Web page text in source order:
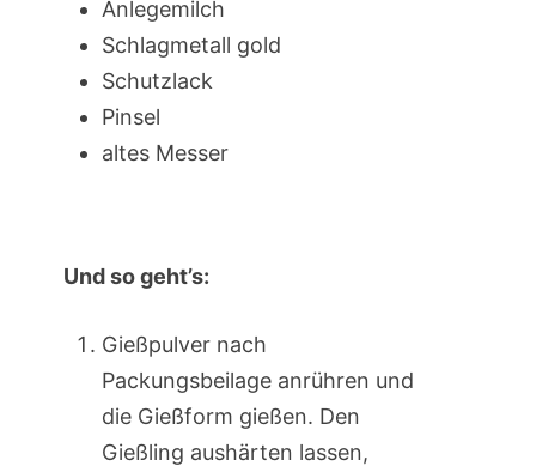
Anlegemilch
Schlagmetall gold
Schutzlack
Pinsel
altes Messer
Und so geht’s:
Gießpulver nach
Packungsbeilage anrühren und
die Gießform gießen. Den
Gießling aushärten lassen,